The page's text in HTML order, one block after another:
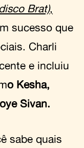
Brat),
sucesso que
Charli
e incluiu
o Kesha,
Sivan.
sabe quais